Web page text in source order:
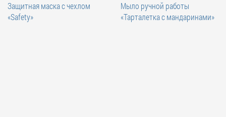
Защитная маска с чехлом
«Safety»
Мыло ручной работы
«Тарталетка с мандаринами»